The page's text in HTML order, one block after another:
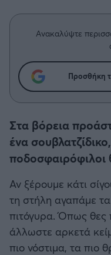
Άρης
ΟΦΗ
Ατρόμητος
Αστέρας
Παναιτωλικός
Μια Ιστορία από την
Ανακαλύψτε
Προσθήκη
Στα βόρεια
ένα
Αν ξέρουμε κάτι
τη στήλη αγαπάμε τα
πιτόγυρα. Όπως θες
άλλωστε αρκετά
πιο νόστιμα, τα πιο